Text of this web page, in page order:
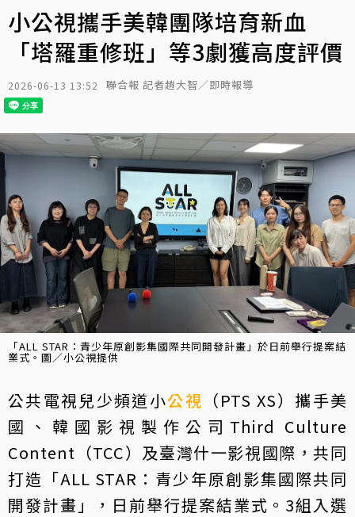
小公視攜手美韓團隊培育新血
「塔羅重修班」等3劇獲高度評價
2026-06-13 13:52 聯合報 記者趙大智／即時報導
「ALL STAR：青少年原創影集國際共同開發計畫」於日前舉行提案結
業式。圖／小公視提供
公共電視兒少頻道小公視 （PTS XS）攜手美
國、韓國影視製作公司Third Culture
Content（TCC）及臺灣什一影視國際，共同
打造「ALL STAR：青少年原創影集國際共同
開發計畫」，日前舉行提案結業式。3組入選